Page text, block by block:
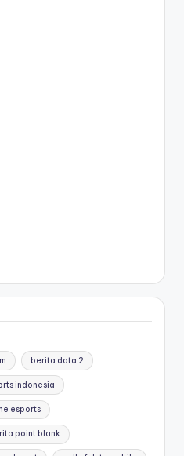
berita dota 2
indonesia
esports
point blank